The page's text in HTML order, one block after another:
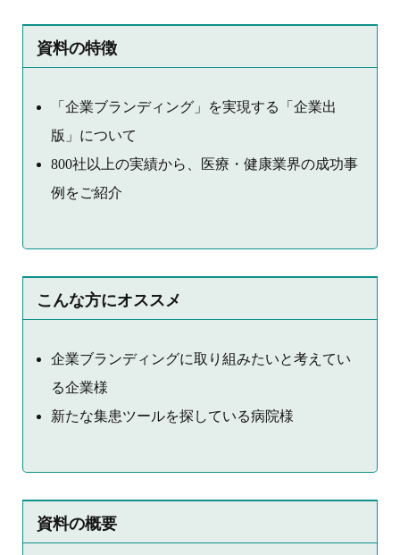
資料の特徴
「企業ブランディング」を実現する「企業出
版」について
800社以上の実績から、医療・健康業界の成功事
例をご紹介
こんな方にオススメ
企業ブランディングに取り組みたいと考えてい
る企業様
新たな集患ツールを探している病院様
資料の概要